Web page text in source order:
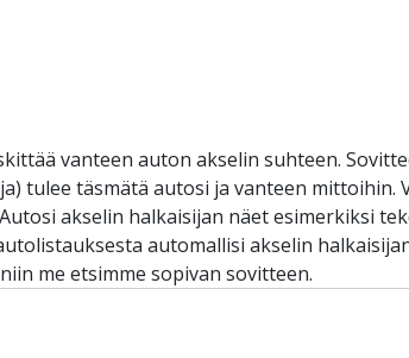
vanteen auton akselin suhteen.
tulee täsmätä autosi ja vanteen mittoihin.
akselin halkaisijan näet esimerkiksi
automallisi akselin
me etsimme sopivan sovitteen.